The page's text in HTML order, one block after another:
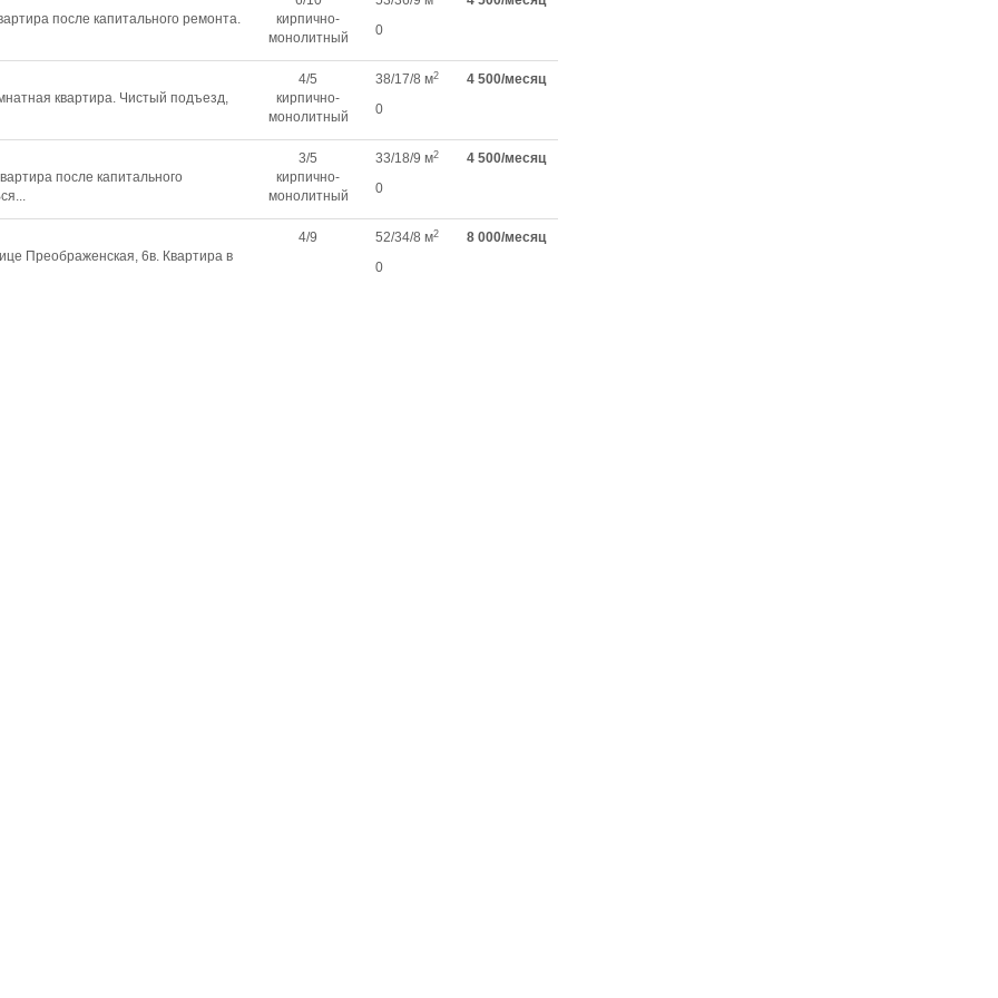
после капитального ремонта.
кирпично-
монолитный
0
квартира. Чистый подъезд,
4/5
кирпично-
монолитный
38/17/8 м2
0
4 500/месяц
после капитального
3/5
кирпично-
монолитный
33/18/9 м2
0
4 500/месяц
Преображенская, 6в. Квартира в
4/9 52/34/8 м2
0
8 000/месяц